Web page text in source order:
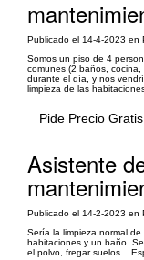
Publicado el 14-4-2023 en
Somos un piso de 4
comunes (2 baños,
durante el día, y nos
limpieza de las
Pide Precio Gratis
Asistente
Publicado el 14-2-2023 en
Sería la limpieza normal
habitaciones y un baño.
el polvo, fregar suelos...